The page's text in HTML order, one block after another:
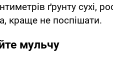
ґрунту сухі,
краще не поспішати.
мульчу